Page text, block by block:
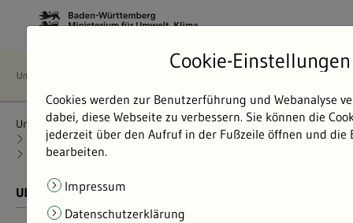
Umweltdaten Bericht: Umweltdaten 2024
Radioaktivität
Umweltbezogene Immissionsüberwachung
Äußere Strahlenbelastung
UMWELTDATEN BERICHT 2024
Cookie-Einstellungen
Cookies werden zur Benutzerführung und Webanalyse
dabei, diese Webseite zu verbessern. Sie können die
jederzeit über den Aufruf in der Fußzeile öffnen und die
bearbeiten.
Impressum
Datenschutzerklärung